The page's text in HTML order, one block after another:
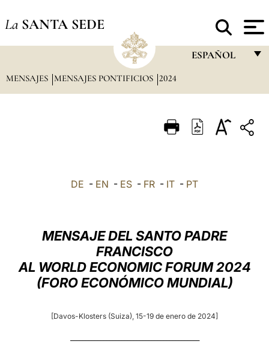
La SANTA SEDE
ESPAÑOL
ITALIANO
العربيّة
中文
LATINE
MENSAJES MENSAJES PONTIFICIOS 2024
DE - EN - ES - FR - IT - PT
MENSAJE DEL SANTO PADRE
FRANCISCO
AL WORLD ECONOMIC FORUM 2024
(FORO ECONÓMICO MUNDIAL)
[Davos-Klosters (Suiza), 15-19 de enero de 2024]